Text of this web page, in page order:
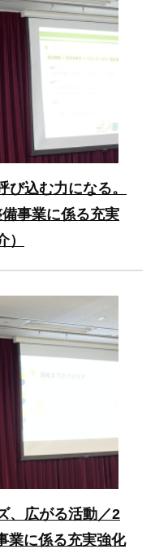
込む力になる。
事業に係る充実
、広がる活動／2
業に係る充実強化